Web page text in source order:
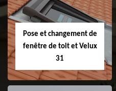
Pose et changement de
fenêtre de toit et Velux
31